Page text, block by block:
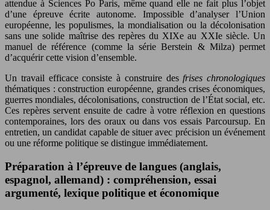
attendue à Sciences Po Paris, même quand elle ne fait plus l’objet
d’une épreuve écrite autonome. Impossible d’analyser l’Union
européenne, les populismes, la mondialisation ou la décolonisation
sans une solide maîtrise des repères du XIXe au XXIe siècle. Un
manuel de référence (comme la série Berstein & Milza) permet
d’acquérir cette vision d’ensemble.
Un travail efficace consiste à construire des frises chronologiques
thématiques : construction européenne, grandes crises économiques,
guerres mondiales, décolonisations, construction de l’État social, etc.
Ces repères servent ensuite de cadre à votre réflexion en questions
contemporaines, lors des oraux ou dans vos essais Parcoursup. En
entretien, un candidat capable de situer avec précision un événement
ou une réforme politique se distingue immédiatement.
Préparation à l’épreuve de langues (anglais,
espagnol, allemand) : compréhension, essai
argumenté, lexique politique et économique